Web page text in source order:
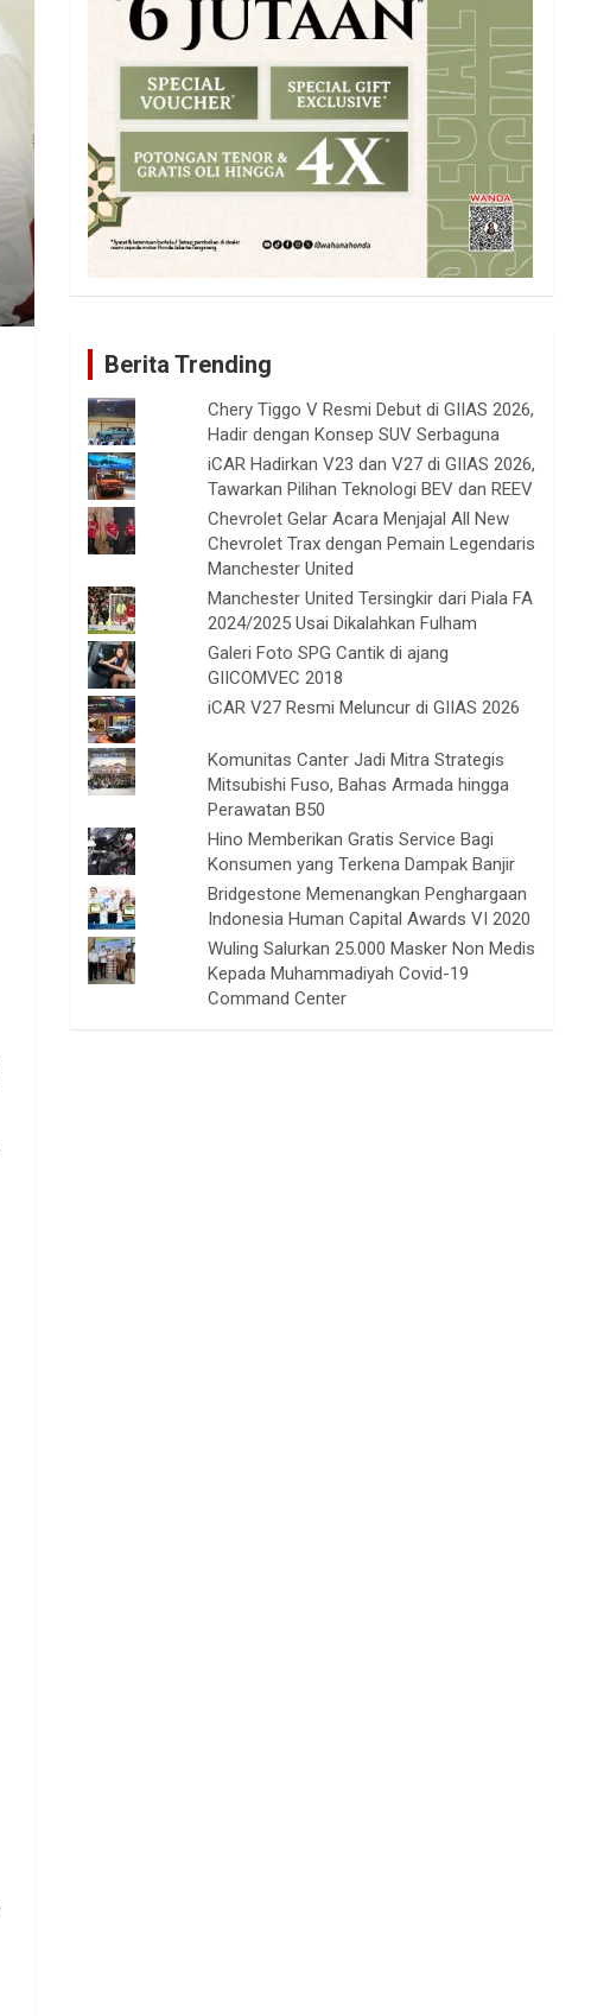
Berita Trending
Chery Tiggo V Resmi Debut di GIIAS 2026,
Hadir dengan Konsep SUV Serbaguna
iCAR Hadirkan V23 dan V27 di GIIAS 2026,
Tawarkan Pilihan Teknologi BEV dan REEV
Chevrolet Gelar Acara Menjajal All New
Chevrolet Trax dengan Pemain Legendaris
Manchester United
Manchester United Tersingkir dari Piala FA
2024/2025 Usai Dikalahkan Fulham
Galeri Foto SPG Cantik di ajang
GIICOMVEC 2018
iCAR V27 Resmi Meluncur di GIIAS 2026
Komunitas Canter Jadi Mitra Strategis
Mitsubishi Fuso, Bahas Armada hingga
Perawatan B50
Hino Memberikan Gratis Service Bagi
Konsumen yang Terkena Dampak Banjir
Bridgestone Memenangkan Penghargaan
Indonesia Human Capital Awards VI 2020
Wuling Salurkan 25.000 Masker Non Medis
Kepada Muhammadiyah Covid-19
Command Center